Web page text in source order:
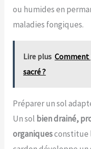
ou humides en
maladies fongiques.
Lire plus Comment
sacré ?
Préparer un sol
Un sol bien drainé,
organiquesconstitue